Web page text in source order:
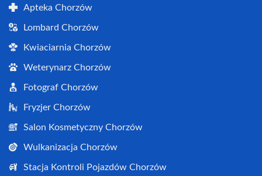
Apteka Chorzów
Lombard Chorzów
Kwiaciarnia Chorzów
Weterynarz Chorzów
Fotograf Chorzów
Fryzjer Chorzów
Salon Kosmetyczny Chorzów
Wulkanizacja Chorzów
Stacja Kontroli Pojazdów Chorzów